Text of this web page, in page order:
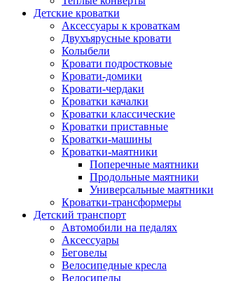
Детские кроватки
Аксессуары к кроваткам
Двухъярусные кровати
Колыбели
Кровати подростковые
Кровати-домики
Кровати-чердаки
Кроватки качалки
Кроватки классические
Кроватки приставные
Кроватки-машины
Кроватки-маятники
Поперечные маятники
Продольные маятники
Универсальные маятники
Кроватки-трансформеры
Детский транспорт
Автомобили на педалях
Аксессуары
Беговелы
Велосипедные кресла
Велосипеды